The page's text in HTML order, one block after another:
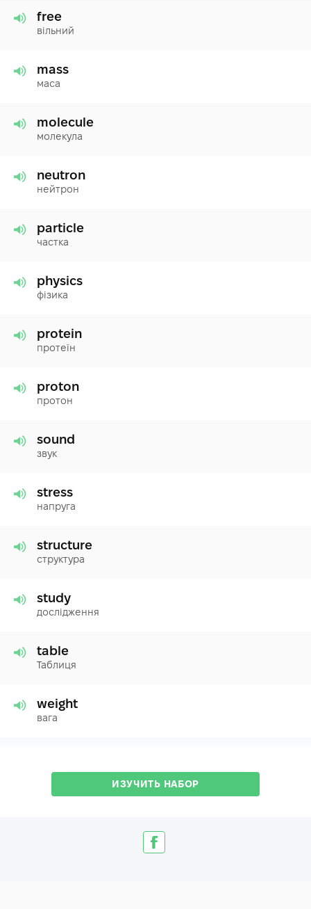
free
вільний
mass
маса
molecule
молекула
neutron
нейтрон
particle
частка
physics
фізика
protein
протеїн
proton
протон
sound
звук
stress
напруга
structure
структура
study
дослідження
table
Таблиця
weight
вага
ИЗУЧИТЬ НАБОР